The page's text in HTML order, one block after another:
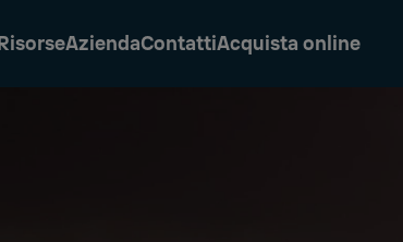
AziendaContattiAcquista online